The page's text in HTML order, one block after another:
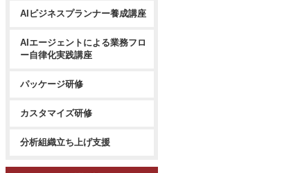
AIビジネスプランナー養成講座
AIエージェントによる業務フロ
ー自律化実践講座
パッケージ研修
カスタマイズ研修
分析組織立ち上げ支援